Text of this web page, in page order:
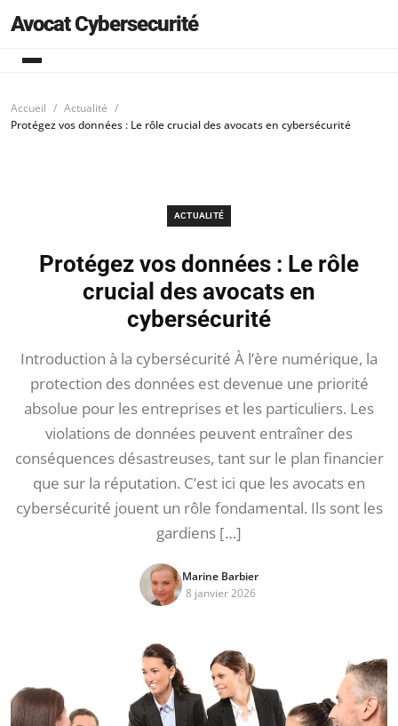
Avocat Cybersecurité
Accueil
Actualité
Protégez vos données : Le rôle crucial des avocats en cybersécurité
ACTUALITÉ
Protégez vos données : Le rôle
crucial des avocats en
cybersécurité
Introduction à la cybersécurité À l’ère numérique, la
protection des données est devenue une priorité
absolue pour les entreprises et les particuliers. Les
violations de données peuvent entraîner des
conséquences désastreuses, tant sur le plan financier
que sur la réputation. C’est ici que les avocats en
cybersécurité jouent un rôle fondamental. Ils sont les
gardiens […]
Marine Barbier
8 janvier 2026